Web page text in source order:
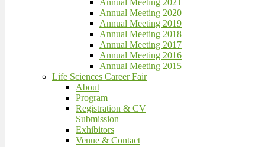
Annual Meeting 2021
Annual Meeting 2020
Annual Meeting 2019
Annual Meeting 2018
Annual Meeting 2017
Annual Meeting 2016
Annual Meeting 2015
Life Sciences Career Fair
About
Program
Registration & CV
Submission
Exhibitors
Venue & Contact